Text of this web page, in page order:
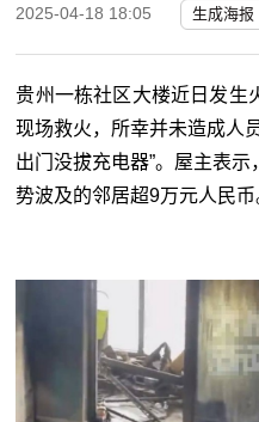
2025-04-18 18:05 生成海报
贵州一栋社区大楼近日发生
现场救火，所幸并未造成人
出门没拔充电器”。屋主表
势波及的邻居超9万元人民币